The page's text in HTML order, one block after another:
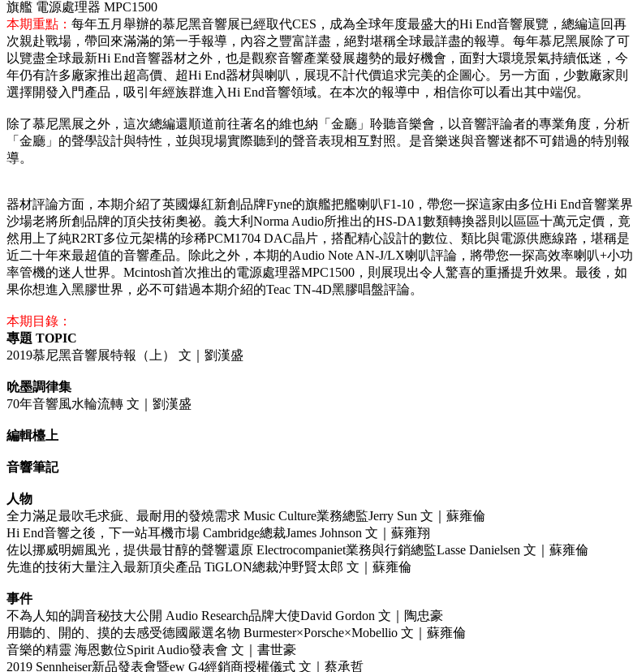
本期重點： 每年五月舉辦的慕尼黑音響展已經取代CES，成為全球年度最盛大的Hi End音響展覽，總編這回再
次親赴戰場，帶回來滿滿的第一手報導，內容之豐富詳盡，絕對堪稱全球最詳盡的報導。每年慕尼黑展除了可
以覽盡全球最新Hi End音響器材之外，也是觀察音響產業發展趨勢的最好機會，面對大環境景氣持續低迷，今
年仍有許多廠家推出超高價、超Hi End器材與喇叭，展現不計代價追求完美的企圖心。另一方面，少數廠家則
選擇開發入門產品，吸引年經族群進入Hi End音響領域。在本次的報導中，相信你可以看出其中端倪。
除了慕尼黑展之外，這次總編還順道前往著名的維也納「金廳」聆聽音樂會，以音響評論者的專業角度，分析
「金廳」的聲學設計與特性，並與現場實際聽到的聲音表現相互對照。是音樂迷與音響迷都不可錯過的特別報
導。
器材評論方面，本期介紹了英國爆紅新創品牌Fyne的旗艦把艦喇叭F1-10，帶您一探這家由多位Hi End音響業界
沙場老將所創品牌的頂尖技術奧祕。義大利Norma Audio所推出的HS-DA1數類轉換器則以區區十萬元定價，竟
然用上了純R2RT多位元架構的珍稀PCM1704 DAC晶片，搭配精心設計的數位、類比與電源供應線路，堪稱是
近二十年來最超值的音響產品。除此之外，本期的Audio Note AN-J/LX喇叭評論，將帶您一探高效率喇叭+小功
率管機的迷人世界。Mcintosh首次推出的電源處理器MPC1500，則展現出令人驚喜的重播提升效果。最後，如
果你想進入黑膠世界，必不可錯過本期介紹的Teac TN-4D黑膠唱盤評論。
本期目錄：
專題 TOPIC
2019慕尼黑音響展特報（上） 文｜劉漢盛
吮墨調律集
70年音響風水輪流轉 文｜劉漢盛
編輯檯上
音響筆記
人物
全力滿足最吹毛求疵、最耐用的發燒需求 Music Culture業務總監Jerry Sun 文｜蘇雍倫
Hi End音響之後，下一站耳機市場 Cambridge總裁James Johnson 文｜蘇雍翔
佐以挪威明媚風光，提供最甘醇的聲響還原 Electrocompaniet業務與行銷總監Lasse Danielsen 文｜蘇雍倫
先進的技術大量注入最新頂尖產品 TiGLON總裁沖野賢太郎 文｜蘇雍倫
事件
不為人知的調音秘技大公開 Audio Research品牌大使David Gordon 文｜陶忠豪
用聽的、開的、摸的去感受德國嚴選名物 Burmester×Porsche×Mobellio 文｜蘇雍倫
音樂的精靈 海恩數位Spirit Audio發表會 文｜書世豪
2019 Sennheiser新品發表會暨ew G4經銷商授權儀式 文｜蔡承哲